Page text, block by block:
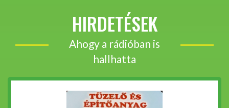
HIRDETÉSEK
Ahogy a rádióban is
hallhatta